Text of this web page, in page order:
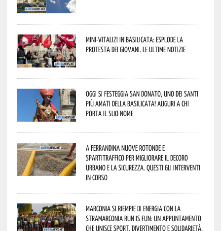
Mini-vitalizi in Basilicata: esplode la
protesta dei giovani. Le ultime notizie
Oggi si festeggia San Donato, uno dei Santi
più amati della Basilicata! Auguri a chi
porta il suo nome
A Ferrandina nuove rotonde e
spartitraffico per migliorare il decoro
urbano e la sicurezza. Questi gli interventi
in corso
Marconia si riempie di energia con la
StraMarconia Run is Fun: un appuntamento
che unisce sport, divertimento e solidarietà.